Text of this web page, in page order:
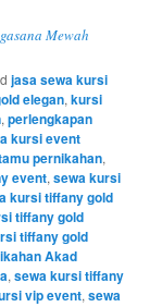
Mewah
jasa sewa kursi
elegan,kursi
,perlengkapan
kursi event
pernikahan,
event,sewa kursi
kursi tiffany gold
tiffany gold
tiffany gold
Akad
,sewa kursi tiffany
vip event,sewa